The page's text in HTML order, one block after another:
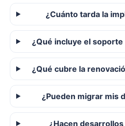
¿Cuánto tarda la
¿Qué incluye el soporte
¿Qué cubre la
¿Pueden migrar mis
¿Hacen desarrollos